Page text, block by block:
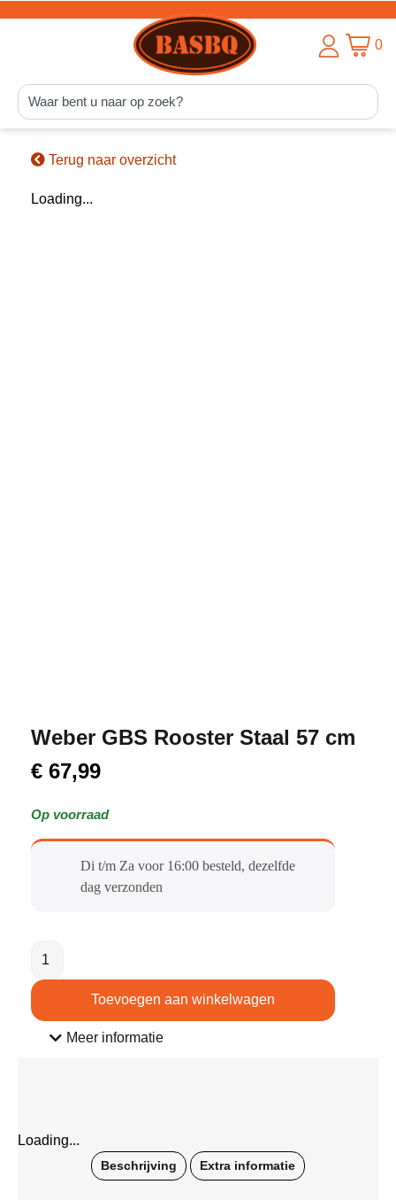
0
Terug naar overzicht
Loading...
Weber GBS Rooster Staal 57 cm
€ 67,99
Op voorraad
Di t/m Za voor 16:00 besteld, dezelfde
dag verzonden​
Toevoegen aan winkelwagen
Meer informatie
Loading...
Beschrijving Extra informatie